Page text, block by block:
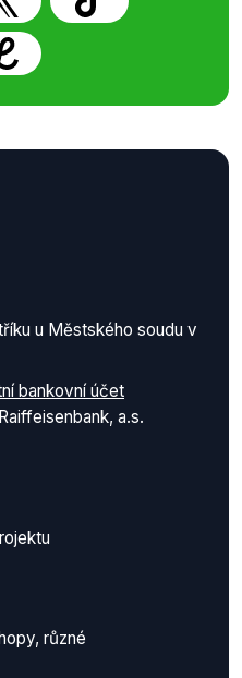
u Městského soudu v
bankovní účet
a.s.
různé